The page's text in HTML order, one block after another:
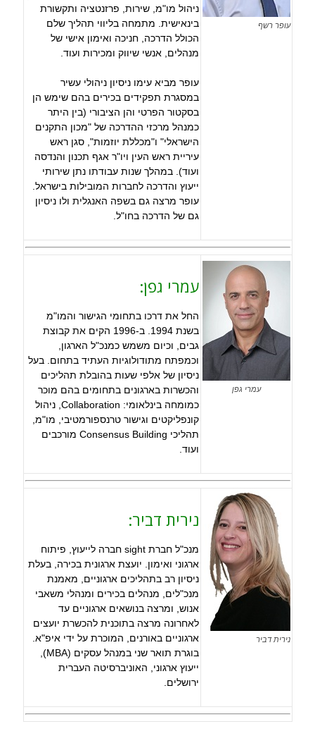
עופר רשף
ניהול מו"מ, שירות, פרזנטציה ותקשורת
בינאישית. מתמחה בליווי תהליך שלם
הכולל הדרכה, חניכה ואימון אישי של
מנהלים, אנשי שיווק ומכירות ועוד.
עופר מביא עימו ניסיון ניהולי עשיר
במסגרת תפקידים בכירים בהם שימש הן
בסקטור הפרטי והן הציבורי (בין היתר
כמנהל מרכזי ההדרכה של "מכון התקנים
הישראלי" ו"מכללת יוזמות", סגן ראש
עיריית ראש העין ויו"ר אגף תכנון והנדסה
ועוד). במהלך שנות עבודתו נתן שירותי
ייעוץ והדרכה לחברות המובילות בישראל.
עופר מרצה גם בשפה האנגלית ולו ניסיון
גם של הדרכה בחו"ל.
עמרי גפן
עמרי גפן:
החל את דרכו בתחומי הגישור והמו"מ
בשנת 1994. ב-1996 הקים את קבוצת
גבים, וכיום משמש כמנכ"ל הארגון,
וכמפתח מתודולוגיות העתיד בתחום. בעל
ניסיון של אלפי שעות בהובלת תהליכים
והכשרות בארגונים בתחומים בהם מוכר
כמומחה בינלאומי: Collaboration, ניהול
קונפליקטים וגישור טרנספורמטיבי, מו"מ,
תהליכי Consensus Building מורכבים
ועוד.
נירית דביר
נירית דביר:
מנכ"ל חברת sight חברה לייעוץ, פיתוח
ארגוני ואימון. יועצת ארגונית בכירה, בעלת
ניסיון רב בתהליכים ארגוניים, מאמנת
מנכ"לים, מנהלים בכירים ומנהלי משאבי
אנוש, ומרצה בנושאים ארגוניים עד
לאחרונה מרצה בתוכנית להכשרת יועצים
ארגוניים באורנים, המוכרת על ידי איפ"א.
בוגרת תואר שני במנהל עסקים (MBA),
ייעוץ ארגוני, האוניברסיטה העברית
ירושלים.